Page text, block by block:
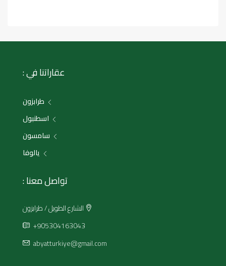
عقاراتنا في :
طرابزون
اسطنبول
سامسون
يالوفا
تواصل معنا :
الشارع الطويل / طرابزون
+905304163043
abyatturkiye@gmail.com